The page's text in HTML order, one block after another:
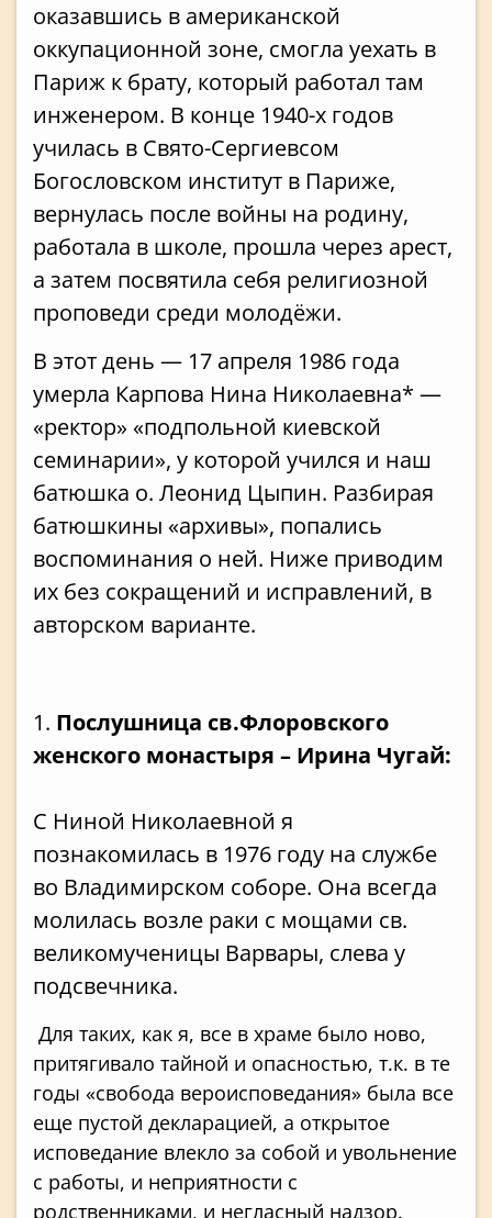
оказавшись в американской
оккупационной зоне, смогла уехать в
Париж к брату, который работал там
инженером. В конце 1940-х годов
училась в Свято-Сергиевсом
Богословском институт в Париже,
вернулась после войны на родину,
работала в школе, прошла через арест,
а затем посвятила себя религиозной
проповеди среди молодёжи.
В этот день — 17 апреля 1986 года
умерла Карпова Нина Николаевна* —
«ректор» «подпольной киевской
семинарии», у которой учился и наш
батюшка о. Леонид Цыпин. Разбирая
батюшкины «архивы», попались
воспоминания о ней. Ниже приводим
их без сокращений и исправлений, в
авторском варианте.
1. Послушница св.Флоровского
женского монастыря – Ирина Чугай:
С Ниной Николаевной я
познакомилась в 1976 году на службе
во Владимирском соборе. Она всегда
молилась возле раки с мощами св.
великомученицы Варвары, слева у
подсвечника.
Для таких, как я, все в храме было ново,
притягивало тайной и опасностью, т.к. в те
годы «свобода вероисповедания» была все
еще пустой декларацией, а открытое
исповедание влекло за собой и увольнение
с работы, и неприятности с
родственниками, и негласный надзор.